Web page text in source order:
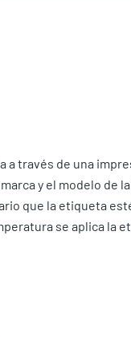
a través de una
y el modelo de
que la etiqueta
se aplica la